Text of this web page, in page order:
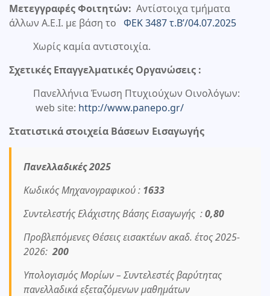
Μετεγγραφές Φοιτητών: Αντίστοιχα τμήματα
άλλων Α.Ε.Ι. με βάση το ΦΕΚ 3487 τ.Β’/04.07.2025
Χωρίς καμία αντιστοιχία.
Σχετικές Επαγγελματικές Οργανώσεις :
Πανελλήνια Ένωση Πτυχιούχων Οινολόγων:
web site: http://www.panepo.gr/
Στατιστικά στοιχεία Βάσεων Εισαγωγής
Πανελλαδικές 2025
Κωδικός Μηχανογραφικού : 1633
Συντελεστής Ελάχιστης Βάσης Εισαγωγής :0,80
Προβλεπόμενες Θέσεις εισακτέων ακαδ. έτος 2025-
2026:200
Υπολογισμός Μορίων – Συντελεστές βαρύτητας
πανελλαδικά εξεταζόμενων μαθημάτων